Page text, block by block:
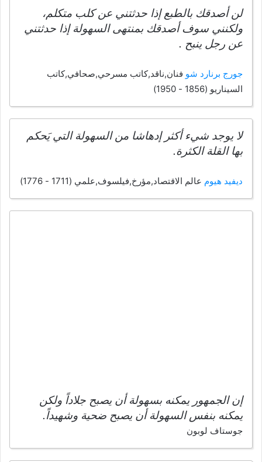
لن أصدقك بالطبع إذا حدثتني عن كلب متكلم،
ولكنني سوف أصدقك بمنتهى السهولة إذا حدثتني
عن رجل ينبح .
جورج برنارد شو فنان,ناقد,كاتب مسرحي,صحافي,كاتب
السيناريو (1856 - 1950)
لا يوجد شيء أكثر إدهاشا من السهولة التي يَحكم
بها القلة الكثرة.
ديفيد هيوم عالم الاقتصاد,مؤرخ,فيلسوف,علمي (1711 - 1776)
إن الجمهور يمكنه بسهولة أن يصبح جلاداً ولكن
يمكنه بنفس السهولة أن يصبح ضحية وشهيداً.
جوستاف لوبون